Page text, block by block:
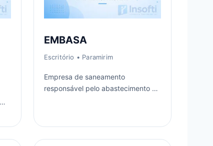
EMBASA
Escritório • Paramirim
Empresa de saneamento
responsável pelo abastecimento de